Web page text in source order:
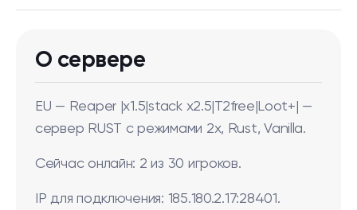
О сервере
EU — Reaper |x1.5|stack x2.5|T2free|Loot+| —
сервер RUST с режимами 2x, Rust, Vanilla.
Сейчас онлайн: 2 из 30 игроков.
IP для подключения: 185.180.2.17:28401.